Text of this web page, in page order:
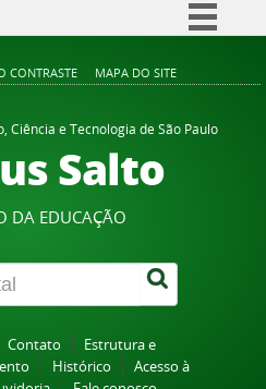
Comunica BR
Participe
Acesso à informação
Canais
CONTRASTE MAPA DO SITE
Ciência e Tecnologia de São Paulo
Salto
DA EDUCAÇÃO
Contato
Estrutura e
Histórico
Acesso à